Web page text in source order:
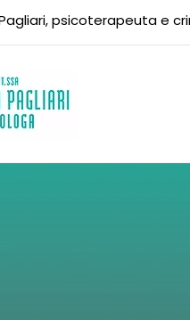
psicoterapeuta e